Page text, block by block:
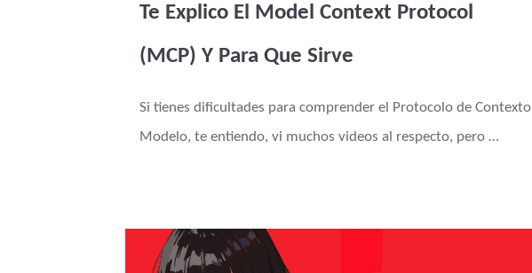
Te Explico El Model Context Protocol
(MCP) Y Para Que Sirve
Si tienes dificultades para comprender el Protocolo de Contexto
Modelo, te entiendo, vi muchos videos al respecto, pero …